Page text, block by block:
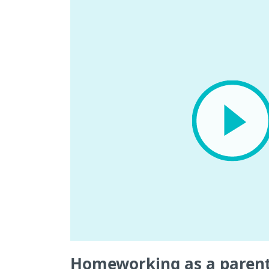
Homeworking as a